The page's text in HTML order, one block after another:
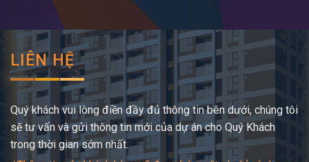
LIÊN HỆ
Quý khách vui lòng điền đầy đủ thông tin bên dưới, chúng tôi
sẽ tư vấn và gửi thông tin mới của dự án cho Quý Khách
trong thời gian sớm nhất.